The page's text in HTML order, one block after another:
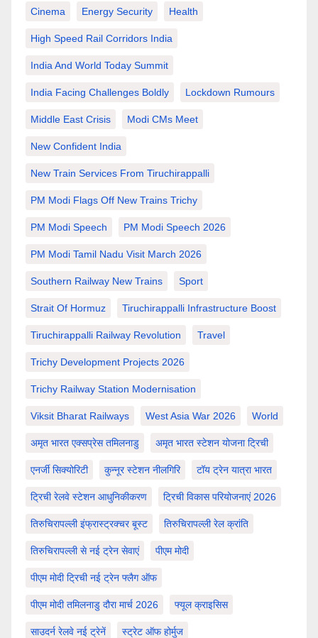
Cinema Energy Security Health
High Speed Rail Corridors India
India And World Today Summit
India Facing Challenges Boldly Lockdown Rumours
Middle East Crisis Modi CMs Meet
New Confident India
New Train Services From Tiruchirappalli
PM Modi Flags Off New Trains Trichy
PM Modi Speech PM Modi Speech 2026
PM Modi Tamil Nadu Visit March 2026
Southern Railway New Trains Sport
Strait Of Hormuz Tiruchirappalli Infrastructure Boost
Tiruchirappalli Railway Revolution Travel
Trichy Development Projects 2026
Trichy Railway Station Modernisation
Viksit Bharat Railways West Asia War 2026 World
अमृत भारत एक्सप्रेस तमिलनाडु अमृत भारत स्टेशन योजना ट्रिची
एनर्जी सिक्योरिटी कुन्नूर स्टेशन नीलगिरि टॉय ट्रेन यात्रा भारत
ट्रिची रेलवे स्टेशन आधुनिकीकरण ट्रिची विकास परियोजनाएं 2026
तिरुचिरापल्ली इंफ्रास्ट्रक्चर बूस्ट तिरुचिरापल्ली रेल क्रांति
तिरुचिरापल्ली से नई ट्रेन सेवाएं पीएम मोदी
पीएम मोदी ट्रिची नई ट्रेन फ्लैग ऑफ
पीएम मोदी तमिलनाडु दौरा मार्च 2026 फ्यूल क्राइसिस
साउदर्न रेलवे नई ट्रेनें स्ट्रेट ऑफ होर्मुज